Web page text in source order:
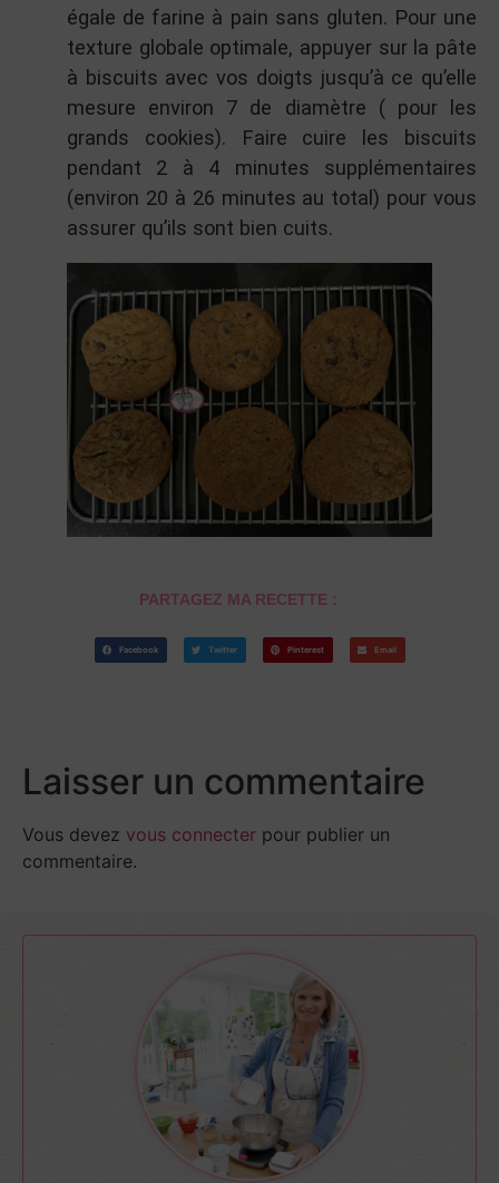
égale de farine à pain sans gluten. Pour une
texture globale optimale, appuyer sur la pâte
à biscuits avec vos doigts jusqu’à ce qu’elle
mesure environ 7 de diamètre ( pour les
grands cookies). Faire cuire les biscuits
pendant 2 à 4 minutes supplémentaires
(environ 20 à 26 minutes au total) pour vous
assurer qu’ils sont bien cuits.
PARTAGEZ MA RECETTE :
Facebook Twitter Pinterest Email
Laisser un commentaire
Vous devez vous connecter pour publier un
commentaire.